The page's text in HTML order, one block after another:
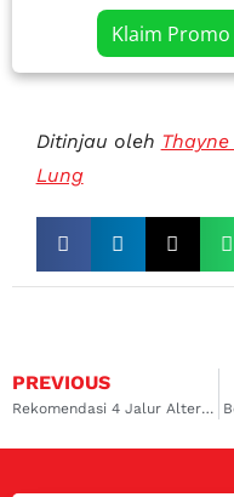
Klaim Promo
Ditinjau oleh
Lung
PREVIOUS
Rekomendasi 4 Jalur Alternatif Jakarta Bandung Selain Jalur Utama